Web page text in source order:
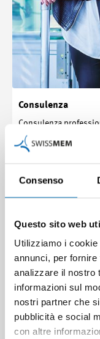
Consenso
Questo sito web
Utilizziamo i
annunci, per
analizzare il nostro
informazioni sul
nostri partner che
pubblicità e social
con altre
Consulenza
Consulenza